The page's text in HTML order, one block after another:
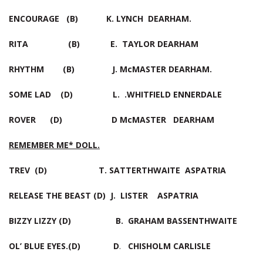
ENCOURAGE (B) K. LYNCH DEARHAM.
RITA (B) E. TAYLOR DEARHAM
RHYTHM (B) J. McMASTER DEARHAM.
SOME LAD (D) L. .WHITFIELD ENNERDALE
ROVER (D) D McMASTER DEARHAM
REMEMBER ME* DOLL.
TREV (D) T. SATTERTHWAITE ASPATRIA
RELEASE THE BEAST (D) J. LISTER ASPATRIA
BIZZY LIZZY (D) B. GRAHAM BASSENTHWAITE
OL’ BLUE EYES.(D) D. CHISHOLM CARLISLE